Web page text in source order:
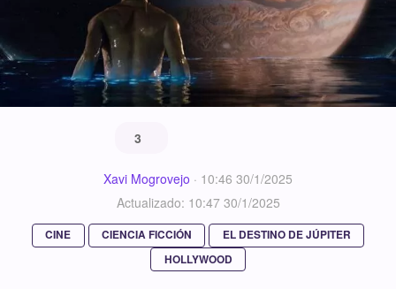
3
Xavi Mogrovejo · 10:46 30/1/2025
Actualizado: 10:47 30/1/2025
CINE CIENCIA FICCIÓN
EL DESTINO DE JÚPITER
HOLLYWOOD